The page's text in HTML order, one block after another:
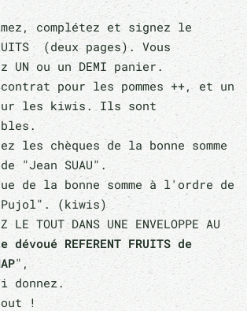
complétez et signez le
(deux pages). Vous
UN ou un DEMI panier.
pour les pommes ++, et un
les kiwis. Ils sont
les chèques de la bonne somme
"Jean SUAU".
de la bonne somme à l'ordre de
Pujol". (kiwis)
LE TOUT DANS UNE ENVELOPPE AU
dévoué REFERENT FRUITS de
",
donnez.
!